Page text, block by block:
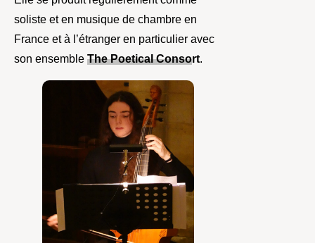
soliste et en musique de chambre en
France et à l’étranger en particulier avec
son ensemble The Poetical Consort.